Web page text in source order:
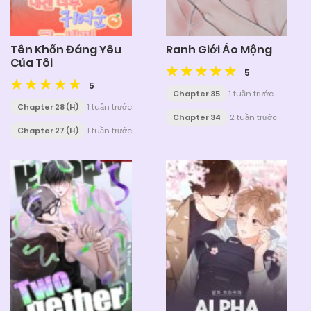
Tên Khốn Đáng Yêu
Của Tôi
5
Chapter 28 (H) 1 tuần trước
Chapter 27 (H) 1 tuần trước
Ranh Giới Ảo Mộng
5
Chapter 35 1 tuần trước
Chapter 34 2 tuần trước